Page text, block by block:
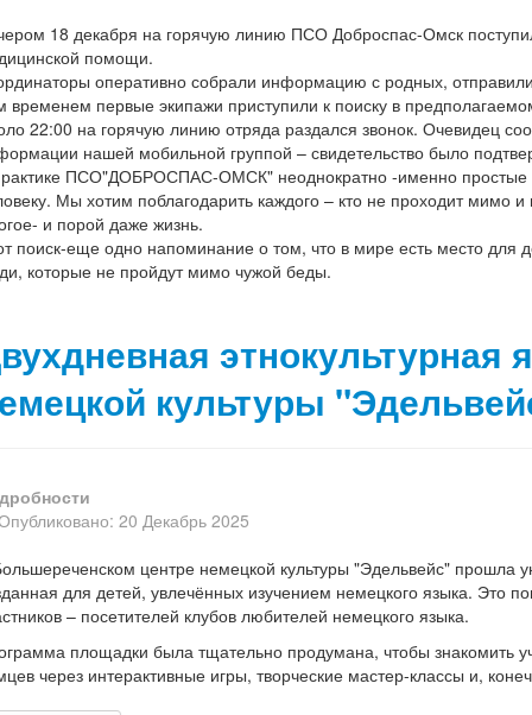
18 декабря на горячую линию ПСО Доброспас-Омск
помощи.
оперативно собрали информацию с родных,
временем первые экипажи приступили к поиску в
22:00 на горячую линию отряда раздался звонок. Очевидец
нашей мобильной группой – свидетельство было
ПСО"ДОБРОСПАС-ОМСК" неоднократно -именно простые
Мы хотим поблагодарить каждого – кто не проходит мимо
и порой даже жизнь.
поиск-еще одно напоминание о том, что в мире есть место для
которые не пройдут мимо чужой беды.
этнокультурная
культуры
20 Декабрь 2025
центре немецкой культуры "Эдельвейс" прошла
для детей, увлечённых изучением немецкого языка.
– посетителей клубов любителей немецкого языка.
площадки была тщательно продумана, чтобы знакомить
через интерактивные игры, творческие мастер-классы и,